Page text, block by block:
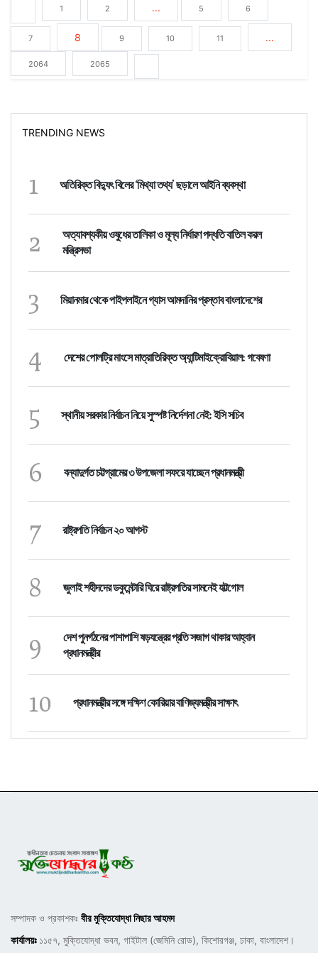
1 2 ... 5 6
7 8 9 10 11 ...
2064 2065
TRENDING NEWS
1 অতিরিক্ত বিদ্যুৎ বিলের ‘মিথ্যা তথ্য’ ছড়ালে আইনি ব্যবস্থা
2
অত্যাবশ্যকীয় ওষুধের তালিকা ও মূল্য নির্ধারণ পদ্ধতি বাতিল করল
মন্ত্রিসভা
3 মিয়ানমার থেকে পাইপলাইনে গ্যাস আমদানির প্রস্তাব বাংলাদেশের
4 দেশের পোলট্রি মাংসে মাত্রাতিরিক্ত অ্যান্টিমাইক্রোবিয়াল: গবেষণা
5 স্থানীয় সরকার নির্বাচন নিয়ে সুস্পষ্ট নির্দেশনা নেই: ইসি সচিব
6 বন্যাদুর্গত চট্টগ্রামের ৩ উপজেলা সফরে যাচ্ছেন প্রধানমন্ত্রী
7 রাষ্ট্রপতি নির্বাচন ২০ আগস্ট
8 জুলাই শহীদদের ডকুমেন্টারি ঘিরে রাষ্ট্রপতির সামনেই হট্টগোল
9
দেশ পুনর্গঠনের পাশাপাশি ষড়যন্ত্রের প্রতি সজাগ থাকার আহ্বান
প্রধানমন্ত্রীর
10 প্রধানমন্ত্রীর সঙ্গে দক্ষিণ কোরিয়ার বাণিজ্যমন্ত্রীর সাক্ষাৎ
সম্পাদক ও প্রকাশকঃ বীর মুক্তিযোদ্ধা নিছার আহমদ
কার্যালয়ঃ ১১৫৭, মুক্তিযোদ্ধা ভবন, গাইটাল (জেমিনি রোড), কিশোরগঞ্জ, ঢাকা, বাংলাদেশ।